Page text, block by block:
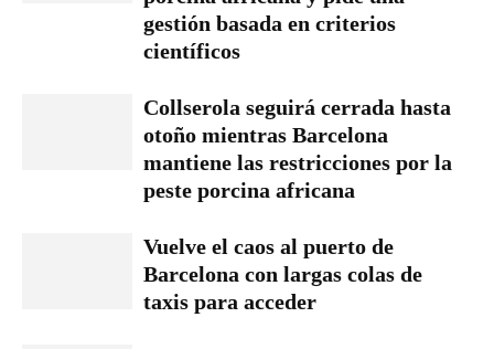
gestión basada en criterios
científicos
Collserola seguirá cerrada hasta
otoño mientras Barcelona
mantiene las restricciones por la
peste porcina africana
Vuelve el caos al puerto de
Barcelona con largas colas de
taxis para acceder